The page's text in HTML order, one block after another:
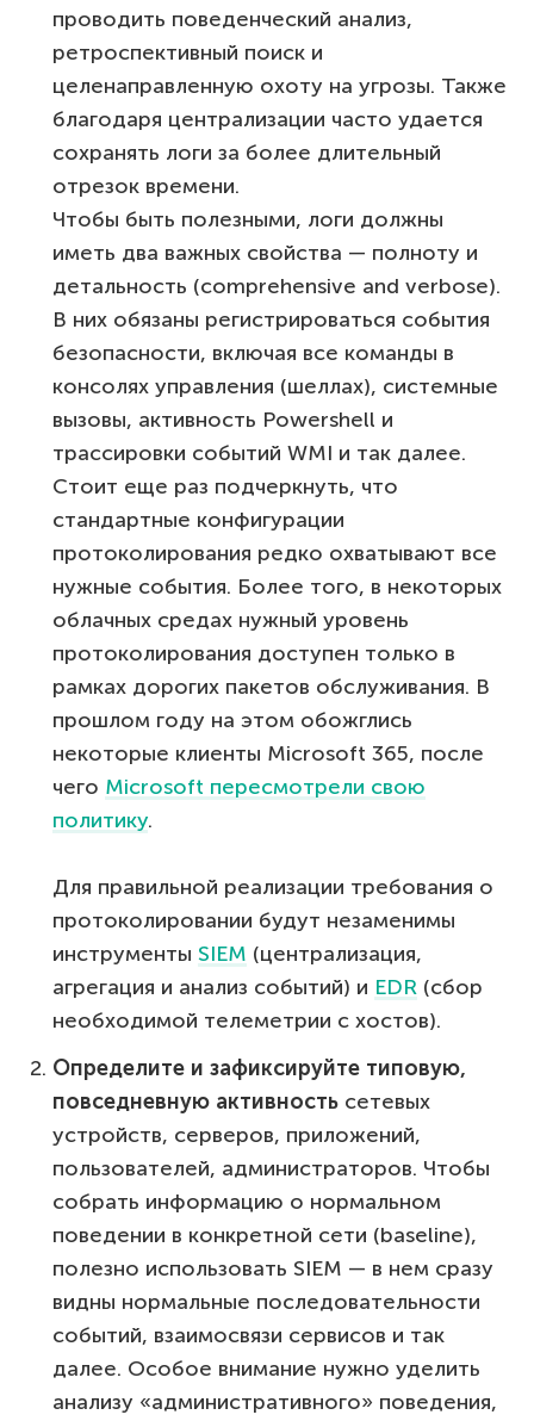
проводить поведенческий анализ,
ретроспективный поиск и
целенаправленную охоту на угрозы. Также
благодаря централизации часто удается
сохранять логи за более длительный
отрезок времени.
Чтобы быть полезными, логи должны
иметь два важных свойства — полноту и
детальность (comprehensive and verbose).
В них обязаны регистрироваться события
безопасности, включая все команды в
консолях управления (шеллах), системные
вызовы, активность Powershell и
трассировки событий WMI и так далее.
Стоит еще раз подчеркнуть, что
стандартные конфигурации
протоколирования редко охватывают все
нужные события. Более того, в некоторых
облачных средах нужный уровень
протоколирования доступен только в
рамках дорогих пакетов обслуживания. В
прошлом году на этом обожглись
некоторые клиенты Microsoft 365, после
чего Microsoft пересмотрели свою
политику.
Для правильной реализации требования о
протоколировании будут незаменимы
инструменты SIEM (централизация,
агрегация и анализ событий) и EDR (сбор
необходимой телеметрии с хостов).
Определите и зафиксируйте типовую,
повседневную активность сетевых
устройств, серверов, приложений,
пользователей, администраторов. Чтобы
собрать информацию о нормальном
поведении в конкретной сети (baseline),
полезно использовать SIEM — в нем сразу
видны нормальные последовательности
событий, взаимосвязи сервисов и так
далее. Особое внимание нужно уделить
анализу «административного» поведения,